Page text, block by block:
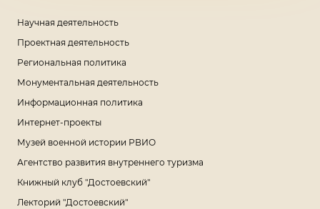
Научная деятельность
Проектная деятельность
Региональная политика
Монументальная деятельность
Информационная политика
Интернет-проекты
Музей военной истории РВИО
Агентство развития внутреннего туризма
Книжный клуб "Достоевский"
Лекторий "Достоевский"